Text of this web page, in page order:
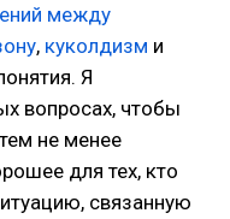
между
, куколдизм и
Я
вопросах, чтобы
не менее
для тех, кто
связанную